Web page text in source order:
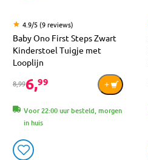
4.9/5 (9 reviews)
Baby Ono First Steps Zwart
Kinderstoel Tuigje met
Looplijn
8,996,99
Voor 22:00 uur besteld, morgen
in huis